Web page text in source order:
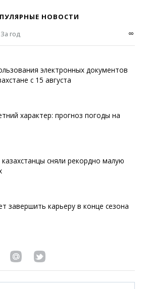
НОВОСТИ
За год ∞
электронных документов
с 15 августа
характер: прогноз погоды на
сняли рекордно малую
завершить карьеру в конце сезона